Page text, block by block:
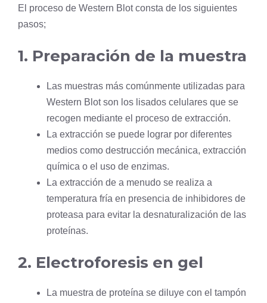
El proceso de Western Blot consta de los siguientes
pasos;
1. Preparación de la muestra
Las muestras más comúnmente utilizadas para
Western Blot son los lisados ​​celulares que se
recogen mediante el proceso de extracción.
La extracción se puede lograr por diferentes
medios como destrucción mecánica, extracción
química o el uso de enzimas.
La extracción de a menudo se realiza a
temperatura fría en presencia de inhibidores de
proteasa para evitar la desnaturalización de las
proteínas.
2. Electroforesis en gel
La muestra de proteína se diluye con el tampón